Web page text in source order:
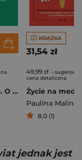
Brudne płótno. O Kłopotach w mojej rodzinnej okolicy
KSIĄŻKA
31,54 zł
49,99 zł -
cena detaliczna
8,0 (1)
jednak jest